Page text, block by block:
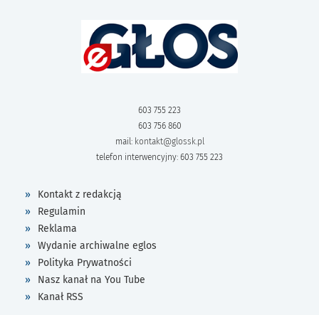
603 755 223
603 756 860
mail: kontakt@glossk.pl
telefon interwencyjny: 603 755 223
Kontakt z redakcją
Regulamin
Reklama
Wydanie archiwalne eglos
Polityka Prywatności
Nasz kanał na You Tube
Kanał RSS